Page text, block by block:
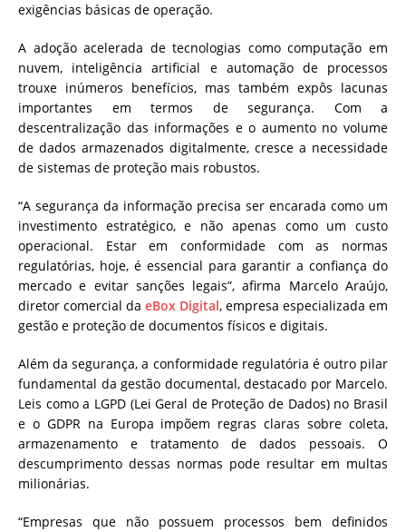
exigências básicas de operação.
A adoção acelerada de tecnologias como computação em
nuvem, inteligência artificial e automação de processos
trouxe inúmeros benefícios, mas também expôs lacunas
importantes em termos de segurança. Com a
descentralização das informações e o aumento no volume
de dados armazenados digitalmente, cresce a necessidade
de sistemas de proteção mais robustos.
“A segurança da informação precisa ser encarada como um
investimento estratégico, e não apenas como um custo
operacional. Estar em conformidade com as normas
regulatórias, hoje, é essencial para garantir a confiança do
mercado e evitar sanções legais”, afirma Marcelo Araújo,
diretor comercial da eBox Digital, empresa especializada em
gestão e proteção de documentos físicos e digitais.
Além da segurança, a conformidade regulatória é outro pilar
fundamental da gestão documental, destacado por Marcelo.
Leis como a LGPD (Lei Geral de Proteção de Dados) no Brasil
e o GDPR na Europa impõem regras claras sobre coleta,
armazenamento e tratamento de dados pessoais. O
descumprimento dessas normas pode resultar em multas
milionárias.
“Empresas que não possuem processos bem definidos